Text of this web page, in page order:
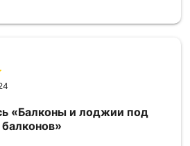
«Балконы и лоджии под